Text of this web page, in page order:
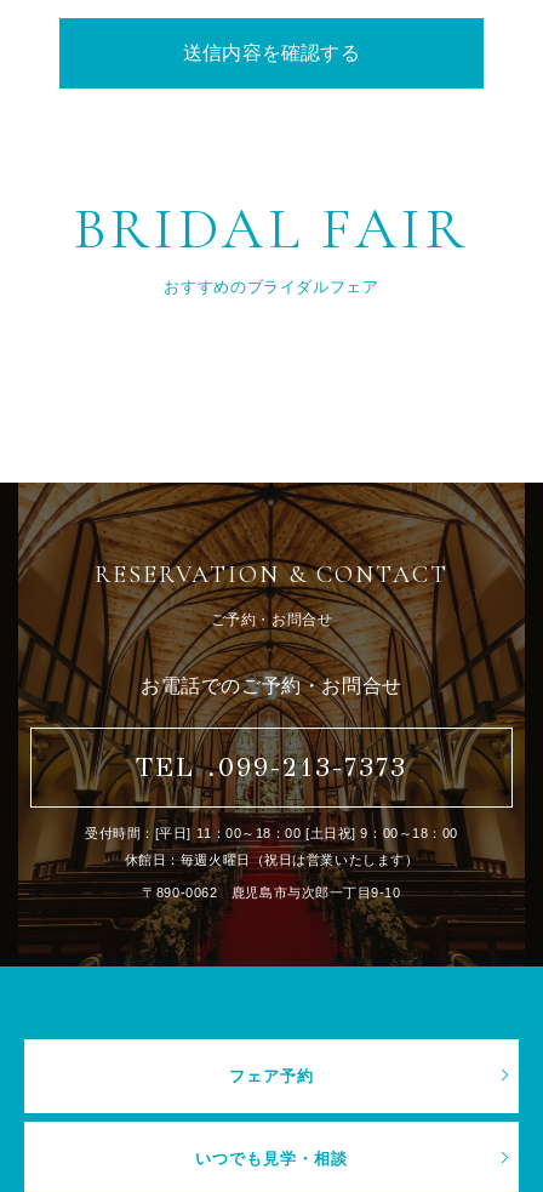
BRIDAL FAIR
おすすめのブライダルフェア
RESERVATION & CONTACT
ご予約・お問合せ
フェア予約
いつでも見学・相談
お電話でのご予約・お問合せ
TEL .099-213-7373
受付時間：[平日] 11：00～18：00 [土日祝] 9：00～18：00
休館日：毎週火曜日（祝日は営業いたします）
〒890-0062 鹿児島市与次郎一丁目9-10